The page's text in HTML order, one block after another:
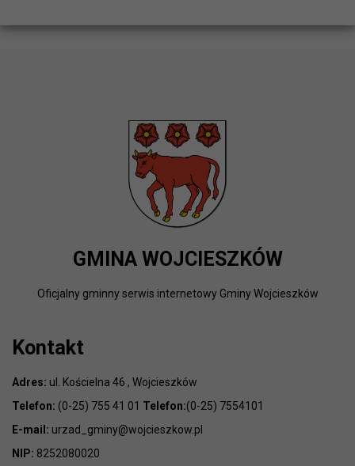
GMINA WOJCIESZKÓW
Oficjalny gminny serwis internetowy Gminy Wojcieszków
Kontakt
Adres: ul. Kościelna 46 , Wojcieszków
Telefon: (0-25) 755 41 01 Telefon:(0-25) 7554101
E-mail: urzad_gminy@wojcieszkow.pl
NIP: 8252080020